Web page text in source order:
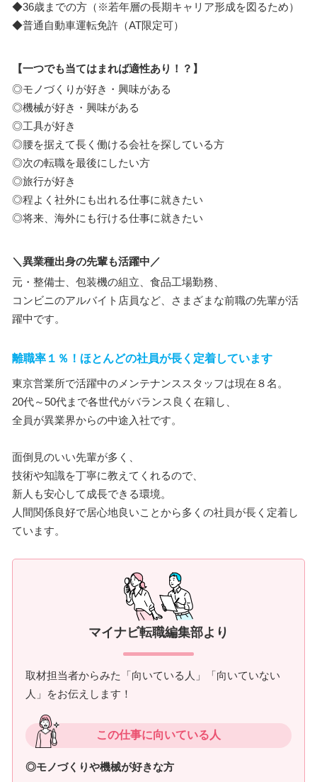
◆36歳までの方（※若年層の長期キャリア形成を図るため）
◆普通自動車運転免許（AT限定可）
【一つでも当てはまれば適性あり！？】
◎モノづくりが好き・興味がある
◎機械が好き・興味がある
◎工具が好き
◎腰を据えて長く働ける会社を探している方
◎次の転職を最後にしたい方
◎旅行が好き
◎程よく社外にも出れる仕事に就きたい
◎将来、海外にも行ける仕事に就きたい
＼異業種出身の先輩も活躍中／
元・整備士、包装機の組立、食品工場勤務、
コンビニのアルバイト店員など、さまざまな前職の先輩が活
躍中です。
離職率１％！ほとんどの社員が長く定着しています
東京営業所で活躍中のメンテナンススタッフは現在８名。
20代～50代まで各世代がバランス良く在籍し、
全員が異業界からの中途入社です。
面倒見のいい先輩が多く、
技術や知識を丁寧に教えてくれるので、
新人も安心して成長できる環境。
人間関係良好で居心地良いことから多くの社員が長く定着し
ています。
マイナビ転職編集部より
取材担当者からみた「向いている人」「向いていない
人」をお伝えします！
この仕事に向いている人
◎モノづくりや機械が好きな方